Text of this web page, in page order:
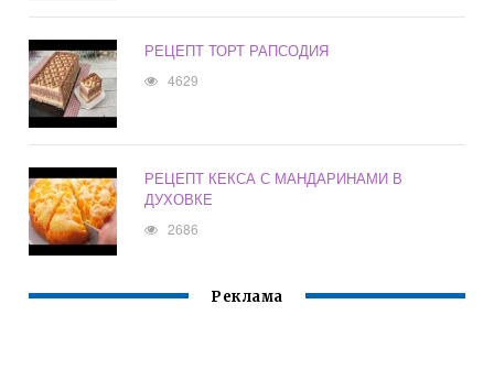
РЕЦЕПТ ТОРТ РАПСОДИЯ
4629
РЕЦЕПТ КЕКСА С МАНДАРИНАМИ В
ДУХОВКЕ
2686
Реклама